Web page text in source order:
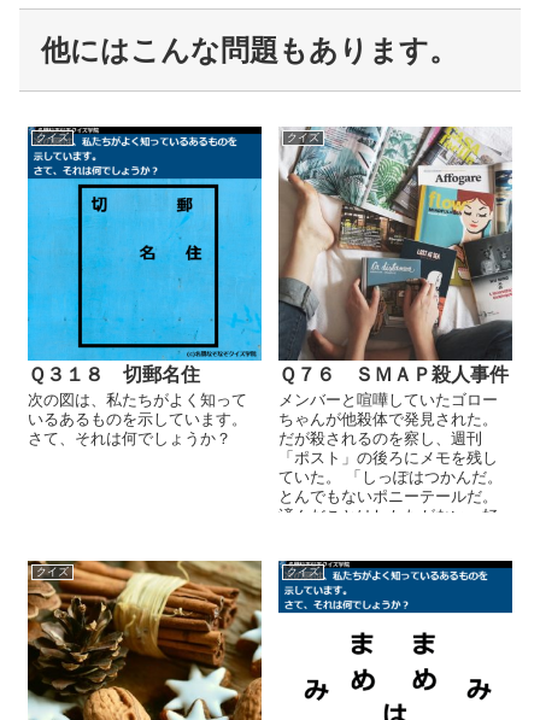
他にはこんな問題もあります。
クイズ
Ｑ３１８ 切郵名住
次の図は、私たちがよく知って
いるあるものを示しています。
さて、それは何でしょうか？
クイズ
Ｑ７６ ＳＭＡＰ殺人事件
メンバーと喧嘩していたゴロー
ちゃんが他殺体で発見された。
だが殺されるのを察し、週刊
「ポスト」の後ろにメモを残し
ていた。 「しっぽはつかんだ。
とんでもないポニーテールだ。
済んだことはしかたがない。好
クイズ クイズ